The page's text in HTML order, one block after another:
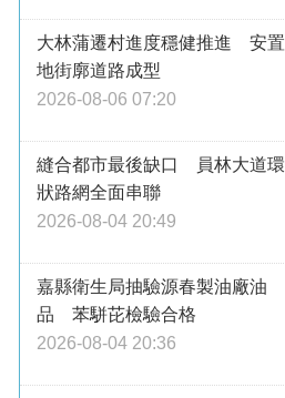
大林蒲遷村進度穩健推進 安置
地街廓道路成型
2026-08-06 07:20
縫合都市最後缺口 員林大道環
狀路網全面串聯
2026-08-04 20:49
嘉縣衛生局抽驗源春製油廠油
品 苯駢芘檢驗合格
2026-08-04 20:36